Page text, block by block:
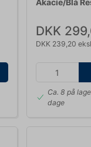
DKK
DKK 239,20
Ca. 8 på
dage